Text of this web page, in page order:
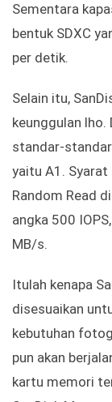
Sementara
bentuk SDXC
per detik.
Selain itu,
keunggulan lho.
standar-
yaitu A1.
Random Read
angka 500
MB/s.
Itulah kenapa
disesuaikan
kebutuhan
pun akan
kartu memori